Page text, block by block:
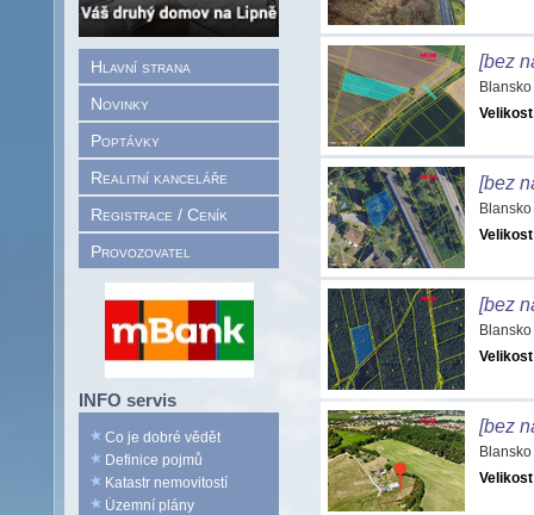
Hlavní strana
Novinky
Poptávky
Realitní kanceláře
Registrace / Ceník
Provozovatel
INFO servis
Co je dobré vědět
Definice pojmů
Katastr nemovitostí
Územní plány
[bez
[bez
[bez
[bez